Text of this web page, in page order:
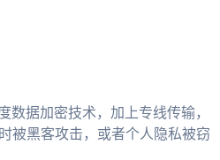
数据加密技术，加上专线传输，
被黑客攻击，或者个人隐私被窃